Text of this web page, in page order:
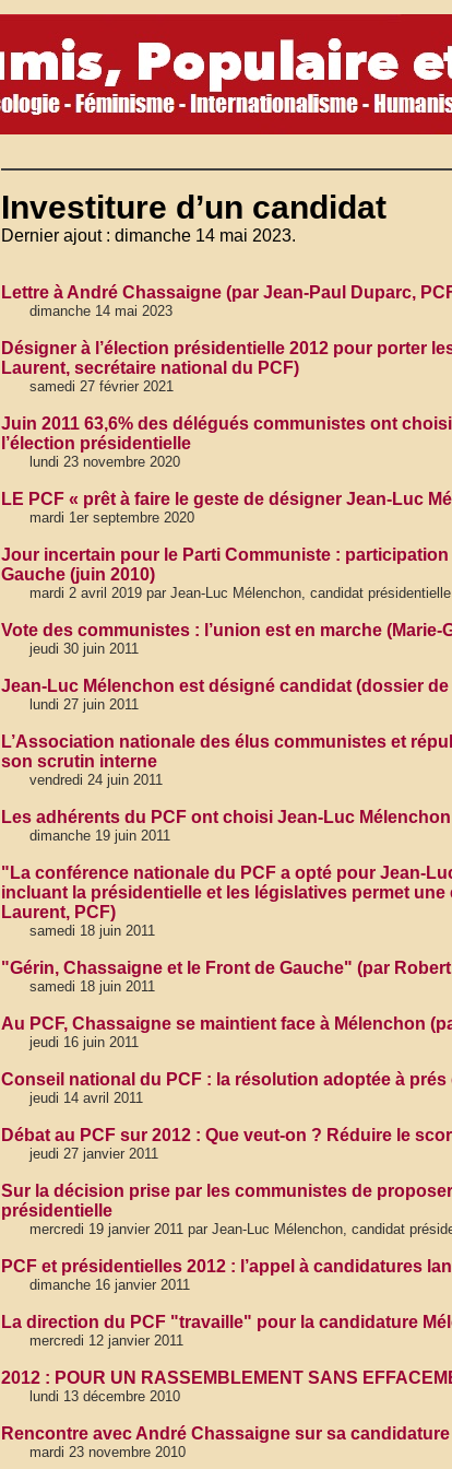
Investiture d’un candidat
Dernier ajout : dimanche 14 mai 2023.
Lettre à André Chassaigne (par Jean-Paul Duparc,
dimanche 14 mai 2023
Désigner à l’élection présidentielle 2012 pour porter
Laurent, secrétaire national du PCF)
samedi 27 février 2021
Juin 2011 63,6% des délégués communistes ont
l’élection présidentielle
lundi 23 novembre 2020
LE PCF « prêt à faire le geste de désigner Jean-Luc
mardi 1er septembre 2020
Jour incertain pour le Parti Communiste :
Gauche (juin 2010)
mardi 2 avril 2019 par Jean-Luc Mélenchon, candidat
Vote des communistes : l’union est en marche (Marie-
jeudi 30 juin 2011
Jean-Luc Mélenchon est désigné candidat (dossier de
lundi 27 juin 2011
L’Association nationale des élus communistes et
son scrutin interne
vendredi 24 juin 2011
Les adhérents du PCF ont choisi Jean-Luc
dimanche 19 juin 2011
"La conférence nationale du PCF a opté pour Jean-
incluant la présidentielle et les législatives permet
Laurent, PCF)
samedi 18 juin 2011
"Gérin, Chassaigne et le Front de Gauche" (par
samedi 18 juin 2011
Au PCF, Chassaigne se maintient face à Mélenchon
jeudi 16 juin 2011
Conseil national du PCF : la résolution adoptée à prés
jeudi 14 avril 2011
Débat au PCF sur 2012 : Que veut-on ? Réduire le
jeudi 27 janvier 2011
Sur la décision prise par les communistes de
présidentielle
mercredi 19 janvier 2011 par Jean-Luc Mélenchon, candidat
PCF et présidentielles 2012 : l’appel à candidatures
dimanche 16 janvier 2011
La direction du PCF "travaille" pour la candidature
mercredi 12 janvier 2011
2012 : POUR UN RASSEMBLEMENT SANS
lundi 13 décembre 2010
Rencontre avec André Chassaigne sur sa
mardi 23 novembre 2010